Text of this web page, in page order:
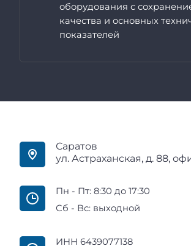
оборудования с
качества и основных
показателей
Саратов
ул. Астраханская, д. 88,
Пн - Пт: 8:30 до 17:30
Сб - Вс: выходной
ИНН 6439077138